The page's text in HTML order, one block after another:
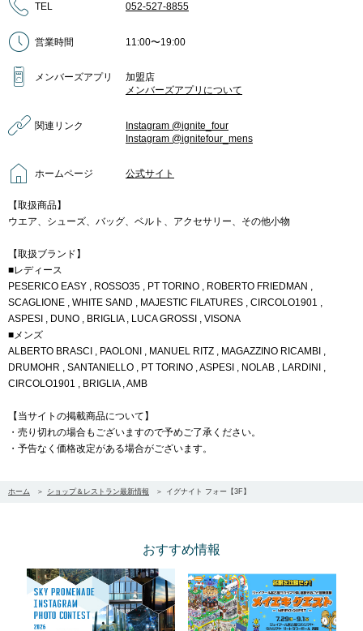
TEL 052-527-8855
営業時間 11:00〜19:00
メンバーズアプリ
加盟店
メンバーズアプリについて
関連リンク
Instagram @ignite_four
Instagram @ignitefour_mens
ホームページ 公式サイト
【取扱商品】
ウエア、シューズ、バッグ、ベルト、アクセサリー、その他小物
【取扱ブランド】
■レディース
PESERICO EASY , ROSSO35 , PT TORINO , ROBERTO FRIEDMAN ,
SCAGLIONE , WHITE SAND , MAJESTIC FILATURES , CIRCOLO1901 ,
ASPESI , DUNO , BRIGLIA , LUCA GROSSI , VISONA
■メンズ
ALBERTO BRASCI , PAOLONI , MANUEL RITZ , MAGAZZINO RICAMBI ,
DRUMOHR , SANTANIELLO , PT TORINO , ASPESI , NOLAB , LARDINI ,
CIRCOLO1901 , BRIGLIA , AMB
【当サイトの掲載商品について】
・売り切れの場合もございますので予めご了承ください。
・予告なく価格改定がある場合がございます。
ホーム ショップ＆レストラン最新情報 イグナイト フォー【3F】
おすすめ情報